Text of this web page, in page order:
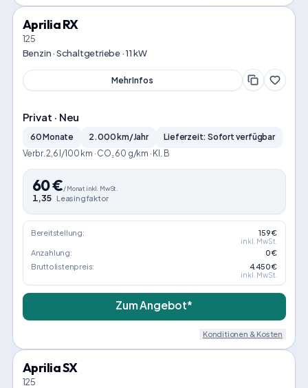
Aprilia RX
125
Benzin · Schaltgetriebe · 11 kW
Mehr Infos
Privat · Neu
60 Monate 2.000 km/Jahr
Lieferzeit: Sofort verfügbar
Verbr. 2,6 l/100 km · CO₂ 60 g/km · Kl. B
60€/Monat inkl. MwSt.
1,35 Leasingfaktor
Bereitstellung: 159 €
inkl. MwSt.
Anzahlung:
0 €
Bruttolistenpreis:
4.450 €
inkl. MwSt.
Zum Angebot*
Konditionen & Kosten
Aprilia SX
125